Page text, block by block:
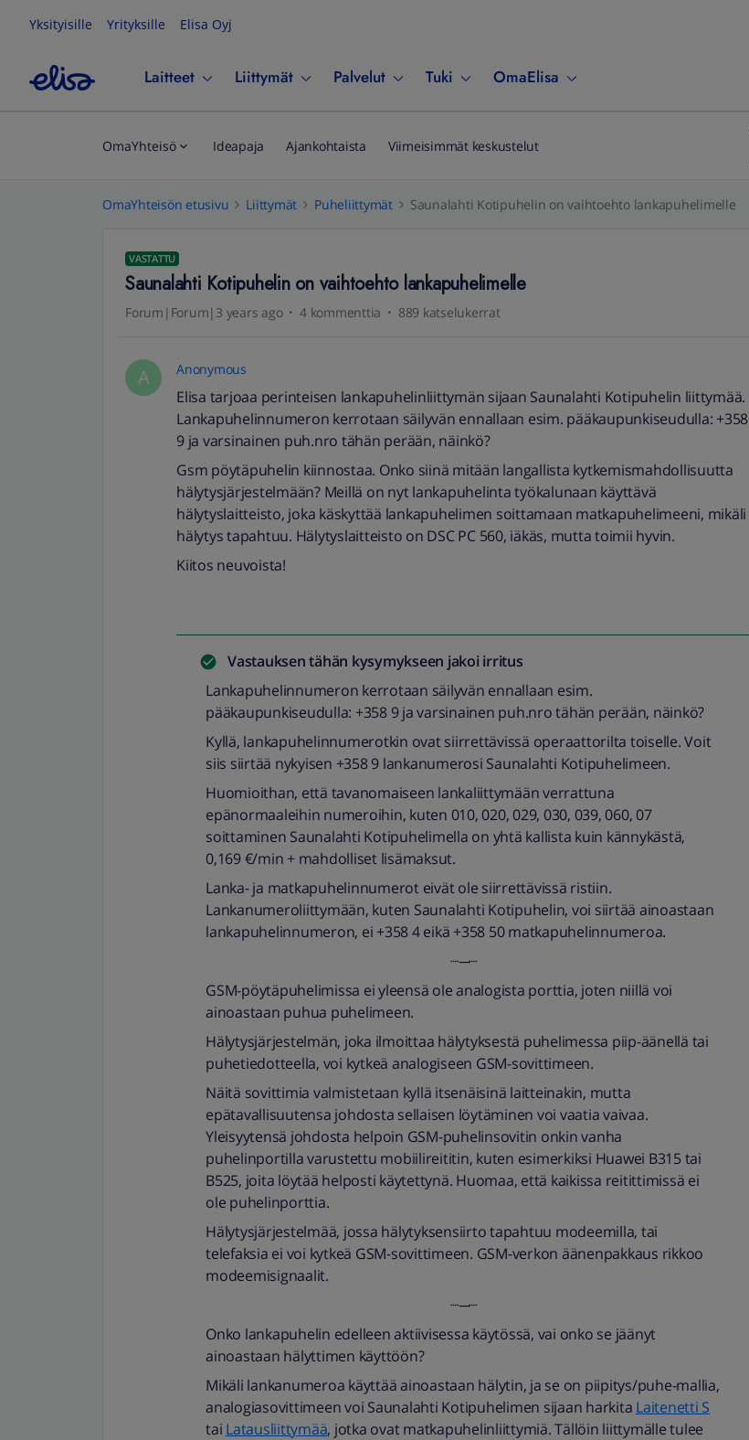
Yksityisille Yrityksille Elisa Oyj
Laitteet Liittymät Palvelut Tuki OmaElisa
OmaYhteisö Ideapaja Ajankohtaista Viimeisimmät keskustelut
OmaYhteisön etusivu Liittymät Puheliittymät Saunalahti Kotipuhelin on vaihtoehto lankapuhelimelle
VASTATTU
Saunalahti Kotipuhelin on vaihtoehto lankapuhelimelle
Forum|Forum|3 years ago 4 kommenttia 889 katselukerrat
A Anonymous
Elisa tarjoaa perinteisen lankapuhelinliittymän sijaan Saunalahti Kotipuhelin liittymää.
Lankapuhelinnumeron kerrotaan säilyvän ennallaan esim. pääkaupunkiseudulla: +358
9 ja varsinainen puh.nro tähän perään, näinkö?
Gsm pöytäpuhelin kiinnostaa. Onko siinä mitään langallista kytkemismahdollisuutta
hälytysjärjestelmään? Meillä on nyt lankapuhelinta työkalunaan käyttävä
hälytyslaitteisto, joka käskyttää lankapuhelimen soittamaan matkapuhelimeeni, mikäli
hälytys tapahtuu. Hälytyslaitteisto on DSC PC 560, iäkäs, mutta toimii hyvin.
Kiitos neuvoista!
Vastauksen tähän kysymykseen jakoi irritus
Lankapuhelinnumeron kerrotaan säilyvän ennallaan esim.
pääkaupunkiseudulla: +358 9 ja varsinainen puh.nro tähän perään, näinkö?
Kyllä, lankapuhelinnumerotkin ovat siirrettävissä operaattorilta toiselle. Voit
siis siirtää nykyisen +358 9 lankanumerosi Saunalahti Kotipuhelimeen.
Huomioithan, että tavanomaiseen lankaliittymään verrattuna
epänormaaleihin numeroihin, kuten 010, 020, 029, 030, 039, 060, 07
soittaminen Saunalahti Kotipuhelimella on yhtä kallista kuin kännykästä,
0,169 €/min + mahdolliset lisämaksut.
Lanka- ja matkapuhelinnumerot eivät ole siirrettävissä ristiin.
Lankanumeroliittymään, kuten Saunalahti Kotipuhelin, voi siirtää ainoastaan
lankapuhelinnumeron, ei +358 4 eikä +358 50 matkapuhelinnumeroa.
┈─┈
GSM-pöytäpuhelimissa ei yleensä ole analogista porttia, joten niillä voi
ainoastaan puhua puhelimeen.
Hälytysjärjestelmän, joka ilmoittaa hälytyksestä puhelimessa piip-äänellä tai
puhetiedotteella, voi kytkeä analogiseen GSM-sovittimeen.
Näitä sovittimia valmistetaan kyllä itsenäisinä laitteinakin, mutta
epätavallisuutensa johdosta sellaisen löytäminen voi vaatia vaivaa.
Yleisyytensä johdosta helpoin GSM-puhelinsovitin onkin vanha
puhelinportilla varustettu mobiilireititin, kuten esimerkiksi Huawei B315 tai
B525, joita löytää helposti käytettynä. Huomaa, että kaikissa reitittimissä ei
ole puhelinporttia.
Hälytysjärjestelmää, jossa hälytyksensiirto tapahtuu modeemilla, tai
telefaksia ei voi kytkeä GSM-sovittimeen. GSM-verkon äänenpakkaus rikkoo
modeemisignaalit.
┈─┈
Onko lankapuhelin edelleen aktiivisessa käytössä, vai onko se jäänyt
ainoastaan hälyttimen käyttöön?
Mikäli lankanumeroa käyttää ainoastaan hälytin, ja se on piipitys/puhe-mallia,
analogiasovittimeen voi Saunalahti Kotipuhelimen sijaan harkita Laitenetti S
tai Latausliittymää, jotka ovat matkapuhelinliittymiä. Tällöin liittymälle tulee